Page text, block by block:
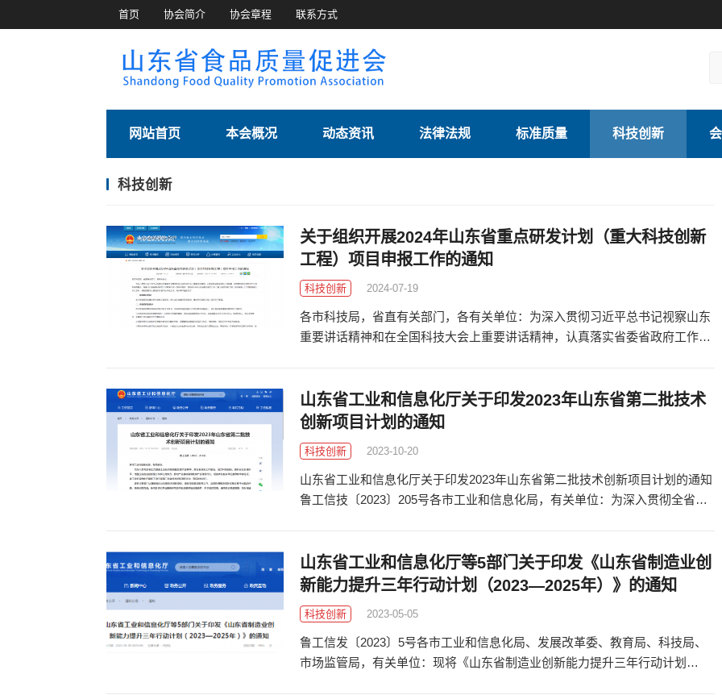
首页 协会简介 协会章程 联系方式
网站首页 本会概况 动态资讯 法律法规 标准质量 科技创新
科技创新
关于组织开展2024年山东省重点研发计划（重大科技创新
工程）项目申报工作的通知
科技创新 2024-07-19
各市科技局，省直有关部门，各有关单位：为深入贯彻习近平总书记视察山东
重要讲话精神和在全国科技大会上重要讲话精神，认真落实省委省政府工作部
山东省工业和信息化厅关于印发2023年山东省第二批技术
创新项目计划的通知
科技创新 2023-10-20
山东省工业和信息化厅关于印发2023年山东省第二批技术创新项目计划的通知
鲁工信技〔2023〕205号各市工业和信息化局，有关单位：为深入贯彻全省加
山东省工业和信息化厅等5部门关于印发《山东省制造业创
新能力提升三年行动计划（2023—2025年）》的通知
科技创新 2023-05-05
鲁工信发〔2023〕5号各市工业和信息化局、发展改革委、教育局、科技局、
市场监管局，有关单位：现将《山东省制造业创新能力提升三年行动计划